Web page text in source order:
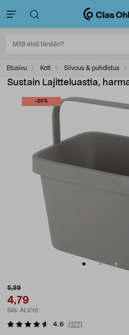
Etusivu Koti Siivous & puhdistus
Sustain Lajitteluastia,
-20%
5,99
4,79
(sis. ALV:n)
4.6 (177)